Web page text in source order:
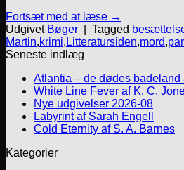
Fortsæt med at læse →
Udgivet Bøger Tagged
Martin,krimi, Litteratursiden,mord,
Seneste indlæg
Atlantia – de dødes badeland
White Line Fever af K. C.
Nye udgivelser 2026-08
Labyrint af Sarah Engell
Cold Eternity af S. A. Barnes
Kategorier